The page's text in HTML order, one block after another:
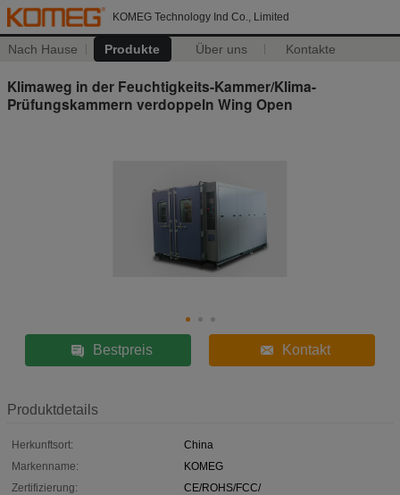
KOMEG Technology Ind Co., Limited
Nach Hause Produkte Über uns Kontakte
Klimaweg in der Feuchtigkeits-Kammer/Klima-
Prüfungskammern verdoppeln Wing Open
Bestpreis Kontakt
Produktdetails
Herkunftsort:
China
Markenname:
KOMEG
Zertifizierung:
CE/ROHS/FCC/